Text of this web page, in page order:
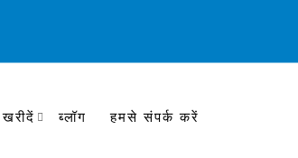
ब्लॉग हमसे संपर्क करें